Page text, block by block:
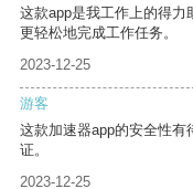
这款app是我工作上的得力
更轻松地完成工作任务。
2023-12-25
游客
这款加速器app的安全性
证。
2023-12-25